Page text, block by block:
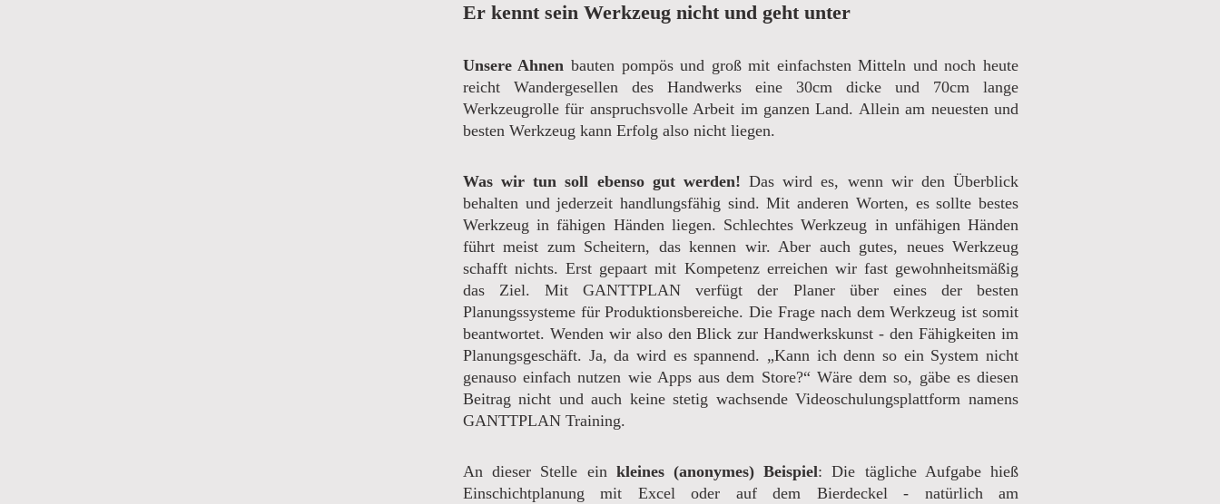
Er kennt sein Werkzeug nicht und geht unter
Unsere Ahnen bauten pompös und groß mit einfachsten Mitteln und noch heute
reicht Wandergesellen des Handwerks eine 30cm dicke und 70cm lange
Werkzeugrolle für anspruchsvolle Arbeit im ganzen Land. Allein am neuesten und
besten Werkzeug kann Erfolg also nicht liegen.
Was wir tun soll ebenso gut werden! Das wird es, wenn wir den Überblick
behalten und jederzeit handlungsfähig sind. Mit anderen Worten, es sollte bestes
Werkzeug in fähigen Händen liegen. Schlechtes Werkzeug in unfähigen Händen
führt meist zum Scheitern, das kennen wir. Aber auch gutes, neues Werkzeug
schafft nichts. Erst gepaart mit Kompetenz erreichen wir fast gewohnheitsmäßig
das Ziel. Mit GANTTPLAN verfügt der Planer über eines der besten
Planungssysteme für Produktionsbereiche. Die Frage nach dem Werkzeug ist somit
beantwortet. Wenden wir also den Blick zur Handwerkskunst - den Fähigkeiten im
Planungsgeschäft. Ja, da wird es spannend. „Kann ich denn so ein System nicht
genauso einfach nutzen wie Apps aus dem Store?“ Wäre dem so, gäbe es diesen
Beitrag nicht und auch keine stetig wachsende Videoschulungsplattform namens
GANTTPLAN Training.
An dieser Stelle ein kleines (anonymes) Beispiel: Die tägliche Aufgabe hieß
Einschichtplanung mit Excel oder auf dem Bierdeckel - natürlich am